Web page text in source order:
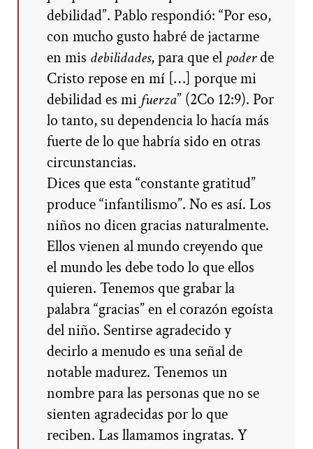
debilidad”. Pablo respondió: “Por eso,
con mucho gusto habré de jactarme
en mis debilidades, para que el poderde
Cristo repose en mí […] porque mi
debilidad es mi fuerza” (2Co 12:9). Por
lo tanto, su dependencia lo hacía más
fuerte de lo que habría sido en otras
circunstancias.
Dices que esta “constante gratitud”
produce “infantilismo”. No es así. Los
niños no dicen gracias naturalmente.
Ellos vienen al mundo creyendo que
el mundo les debe todo lo que ellos
quieren. Tenemos que grabar la
palabra “gracias” en el corazón egoísta
del niño. Sentirse agradecido y
decirlo a menudo es una señal de
notable madurez. Tenemos un
nombre para las personas que no se
sienten agradecidas por lo que
reciben. Las llamamos ingratas. Y